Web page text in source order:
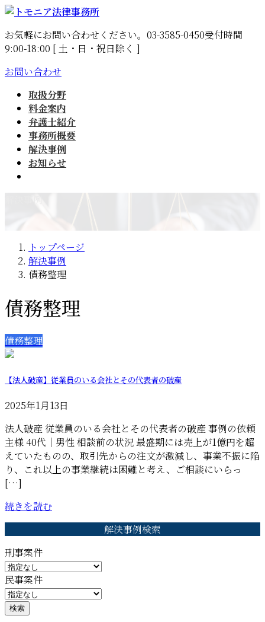
コ
テ
ン
ツ
へ
ナ
ゲ
ー
シ
ョ
お気軽にお問い合わせください。 03-3585-0450受付時間
9:00-18:00 [ 土・日・祝日除く ]
お問い合わせ
取扱分野
料金案内
弁護士紹介
事務所概要
解決事例
お知らせ
トップページ
解決事例
債務整理
債務整理
債務整理
【法人破産】従業員のいる会社とその代表者の破産
2025年1月13日
法人破産 従業員のいる会社とその代表者の破産 事例の依頼
主様 40代｜男性 相談前の状況 最盛期には売上が1億円を超
えていたものの、取引先からの注文が激減し、事業不振に陥
り、これ以上の事業継続は困難と考え、ご相談にいらっ
[…]
続きを読む
解決事例検索
刑事案件
民事案件
検索